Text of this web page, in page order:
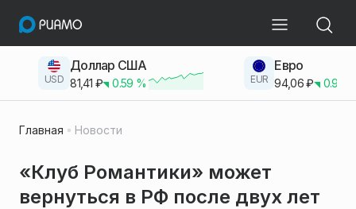
USD
Доллар США
81,41 ₽ 0.59 % EUR
Евро
94,06₽ 0.93
Главная Новости
«Клуб Романтики» может
вернуться в РФ после двух лет